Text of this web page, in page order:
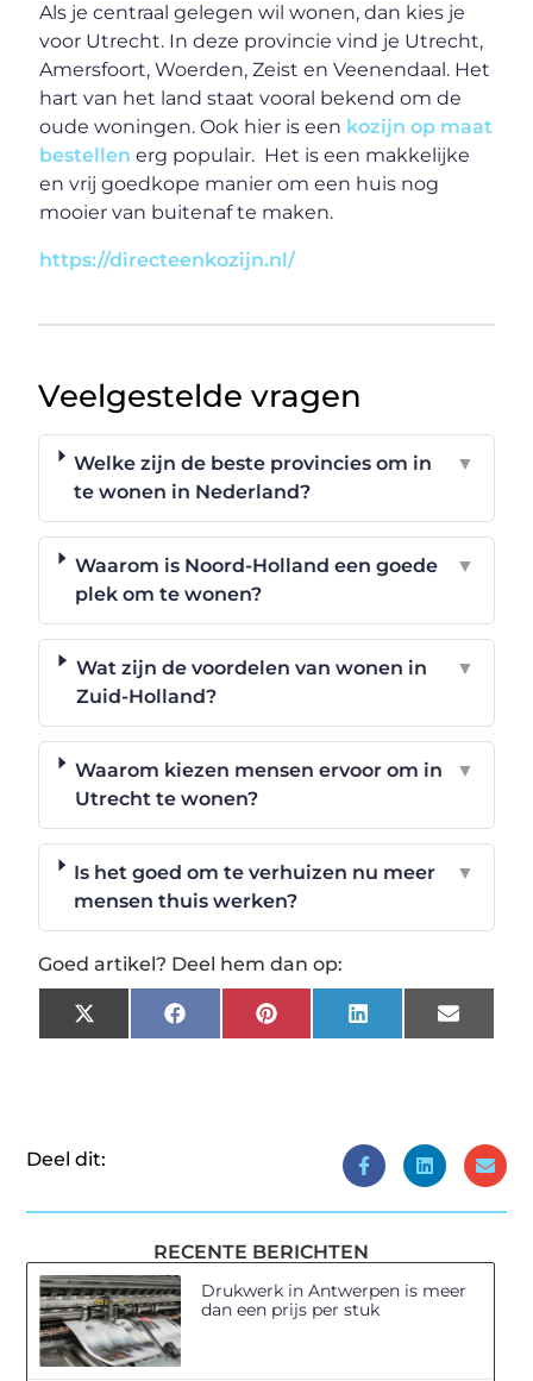
Als je centraal gelegen wil wonen, dan kies je
voor Utrecht. In deze provincie vind je Utrecht,
Amersfoort, Woerden, Zeist en Veenendaal. Het
hart van het land staat vooral bekend om de
oude woningen. Ook hier is een kozijn op maat
bestellen erg populair. Het is een makkelijke
en vrij goedkope manier om een huis nog
mooier van buitenaf te maken.
https://directeenkozijn.nl/
Veelgestelde vragen
Welke zijn de beste provincies om in
te wonen in Nederland?
▼
Waarom is Noord-Holland een goede
plek om te wonen?
▼
Wat zijn de voordelen van wonen in
Zuid-Holland?
▼
Waarom kiezen mensen ervoor om in
Utrecht te wonen?
▼
Is het goed om te verhuizen nu meer
mensen thuis werken?
▼
Goed artikel? Deel hem dan op:
X
(Twitter)
FacebookPinterestLinkedInEmail
Deel dit:
RECENTE BERICHTEN
Drukwerk in Antwerpen is meer
dan een prijs per stuk